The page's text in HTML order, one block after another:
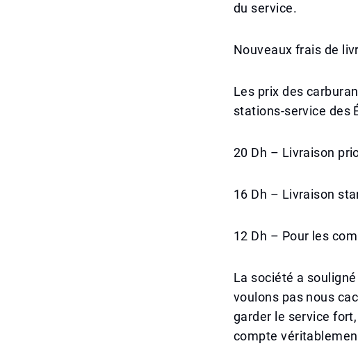
du service.
Nouveaux frais de
Les prix des
stations-service des
20 Dh – Livraison
16 Dh – Livraison
12 Dh – Pour les
La société a
voulons pas nous
garder le service
compte